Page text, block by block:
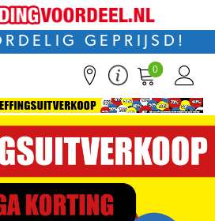
GEPRIJSD!
0